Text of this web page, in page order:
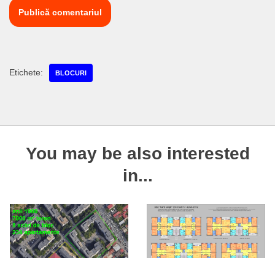
Etichete: BLOCURI
You may be also interested
in...